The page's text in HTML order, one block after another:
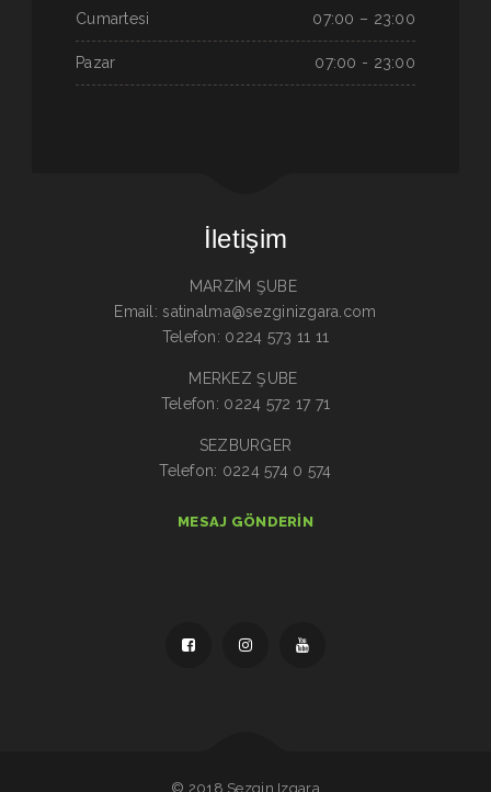
Cumartesi 07:00 – 23:00
Pazar 07:00 - 23:00
İletişim
MARZİM ŞUBE
Email: satinalma@sezginizgara.com
Telefon: 0224 573 11 11
MERKEZ ŞUBE
Telefon: 0224 572 17 71
SEZBURGER
Telefon: 0224 574 0 574
MESAJ GÖNDERIN
© 2018 Sezgin Izgara